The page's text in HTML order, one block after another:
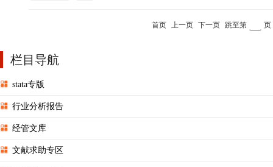
首页 上一页 下一页 跳至第 页
栏目导航
stata专版
行业分析报告
经管文库
文献求助专区